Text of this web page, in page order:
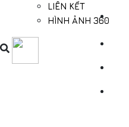
LIÊN KẾT
HÌNH ẢNH 360